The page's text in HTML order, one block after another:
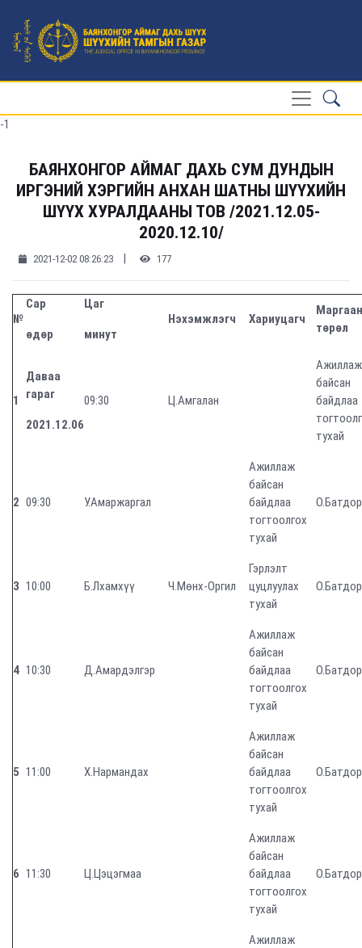
-1
БАЯНХОНГОР АЙМАГ ДАХЬ СУМ ДУНДЫН
ИРГЭНИЙ ХЭРГИЙН АНХАН ШАТНЫ ШҮҮХИЙН
ШҮҮХ ХУРАЛДААНЫ ТОВ /2021.12.05-
2020.12.10/
2021-12-02 08:26:23 | 177
№
Сар
өдөр
Цаг
минут
Нэхэмжлэгч Хариуцагч
төрөл
1
Даваа
гараг
2021.1 2.06
09:30 Ц.Амгалан
Ажиллаж
байсан
байдлаа
тухай
2 09:30 У.Амаржаргал
Ажиллаж
байсан
байдлаа
тогтоолгох
тухай
3 10:00 Б.Лхамхүү Ч.Мөнх-Оргил
Гэрлэлт
цуцлуулах
тухай
4 10:30 Д.Амардэлгэр
Ажиллаж
байсан
байдлаа
тогтоолгох
тухай
5 11:00 Х.Нармандах
Ажиллаж
байсан
байдлаа
тогтоолгох
тухай
6 11:30 Ц.Цэцэгмаа
Ажиллаж
байсан
байдлаа
тогтоолгох
тухай
Ажиллаж